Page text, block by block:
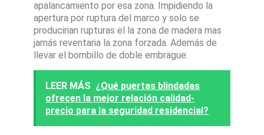
apalancamiento por esa zona. Impidiendo la
apertura por ruptura del marco y solo se
producirian rupturas el la zona de madera mas
jamás reventaria la zona forzada. Además de
llevar el bombillo de doble embrague.
LEER MÁS ¿Qué puertas blindadas
ofrecen la mejor relación calidad-
precio para la seguridad residencial?